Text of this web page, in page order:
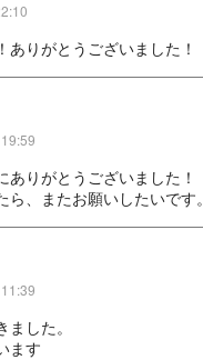
ありがとうございました！
ありがとうございました！
、またお願いしたいです。
した。
ます